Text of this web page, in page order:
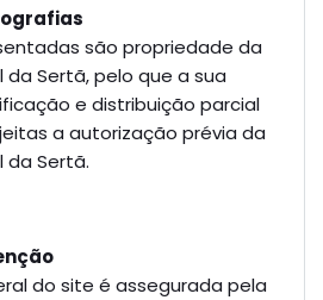
são propriedade da
da Sertã, pelo que a sua
e distribuição parcial
a autorização prévia da
da Sertã.
do site é assegurada pela